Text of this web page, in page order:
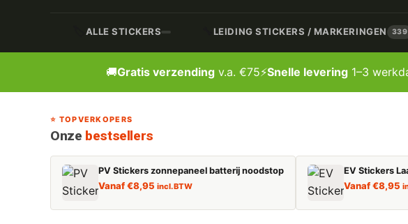
ALLE STICKERS LEIDING STICKERS / MARKERINGEN 339
🚚Gratis verzendingv.a. €75⚡Snelle levering1–3
⭐ TOPVERKOPERS
Onze bestsellers
PV Stickers zonnepaneel batterij noodstop
Vanaf€8,95 incl. BTW
EV Stickers
Vanaf€8,95